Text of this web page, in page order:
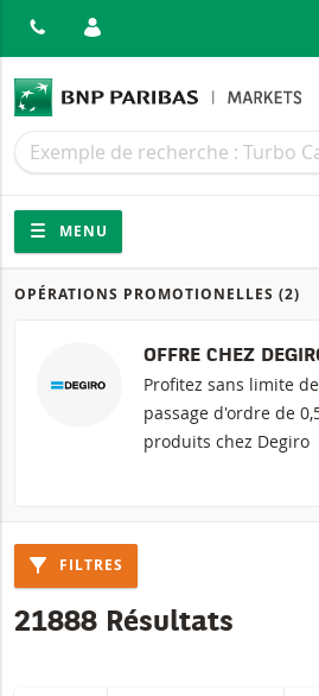
Recherche
Recherche
Navigation
Navigation sur
MENU
Produits
OPÉRATIONS PROMOTIONELLES (2)
OFFRE CHEZ
Profitez sans limite
passage d'ordre de
produits chez Degiro
FILTRES
21888 Résultats